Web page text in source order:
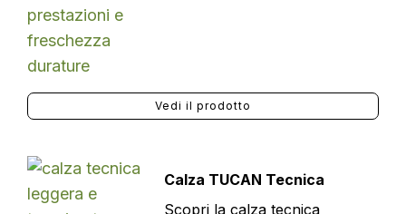
Vedi il prodotto
Calza TUCAN Tecnica
Scopri la calza tecnica